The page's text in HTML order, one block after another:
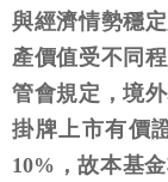
與經濟情勢穩
產價值受不同
管會規定，境
掛牌上市有價
10%，故本基